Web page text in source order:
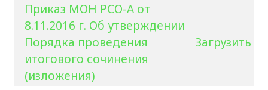
Приказ МОН РСО-А от
8.11.2016 г. Об утверждении
Порядка проведения
итогового сочинения
(изложения)
Загрузить